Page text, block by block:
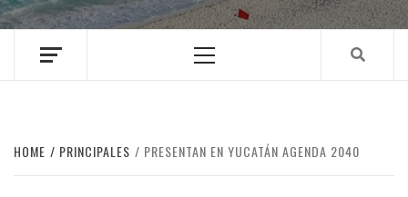
Menu
HOME PRINCIPALES PRESENTAN EN YUCATÁN AGENDA 2040